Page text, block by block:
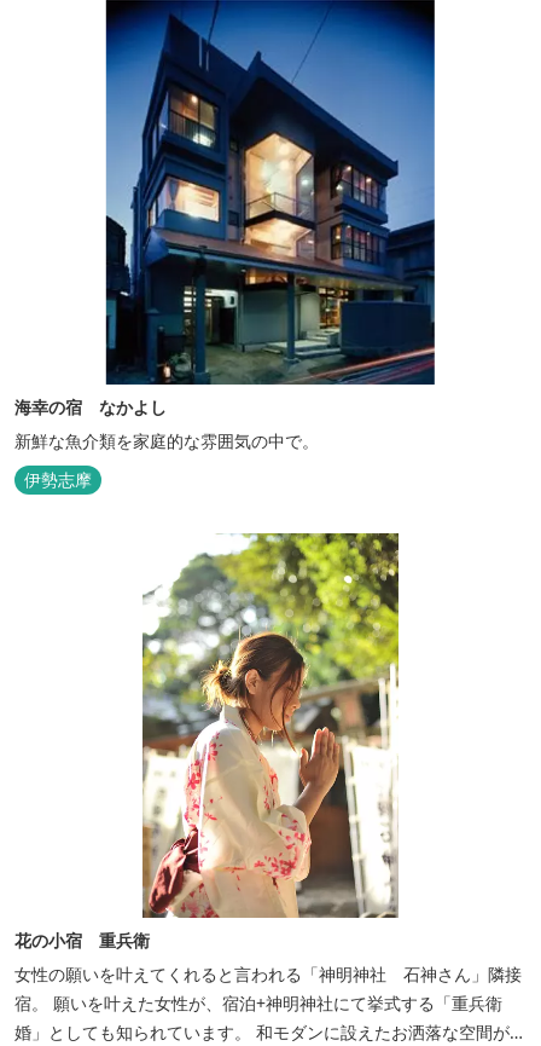
海幸の宿 なかよし
新鮮な魚介類を家庭的な雰囲気の中で。
伊勢志摩
花の小宿 重兵衛
女性の願いを叶えてくれると言われる「神明神社 石神さん」隣接
宿。 願いを叶えた女性が、宿泊+神明神社にて挙式する「重兵衛
婚」としても知られています。 和モダンに設えたお洒落な空間が女